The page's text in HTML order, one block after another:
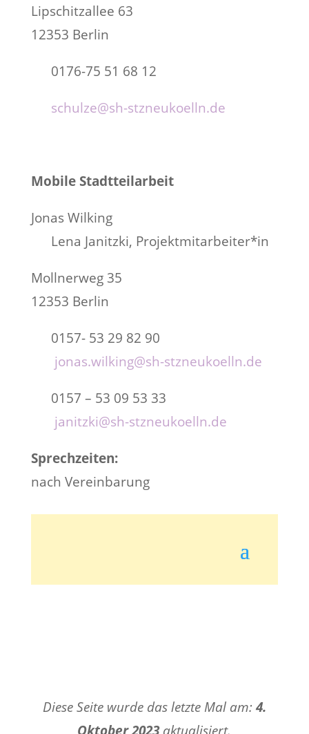
Lipschitzallee 63
12353 Berlin
0176-75 51 68 12
schulze@sh-stzneukoelln.de
Mobile Stadtteilarbeit
Jonas Wilking
Lena Janitzki, Projektmitarbeiter*in
Mollnerweg 35
12353 Berlin
0157- 53 29 82 90
jonas.wilking@sh-stzneukoelln.de
0157 – 53 09 53 33
janitzki@sh-stzneukoelln.de
Sprechzeiten:
nach Vereinbarung
Diese Seite wurde das letzte Mal am: 4.